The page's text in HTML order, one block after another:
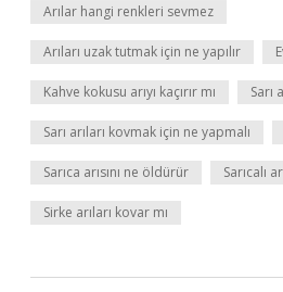
Arılar hangi renkleri sevmez
Arıları uzak tutmak için ne yapılır
Kahve kokusu arıyı kaçırır mı Sarı
Sarı arıları kovmak için ne yapmalı
Sarıca arısını ne öldürür Sarıcalı
Sirke arıları kovar mı